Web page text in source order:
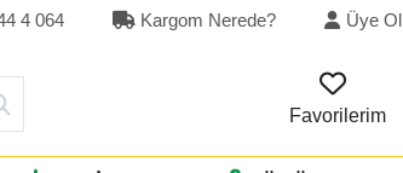
4 064 Kargom Nerede? Üye Ol
Favorilerim